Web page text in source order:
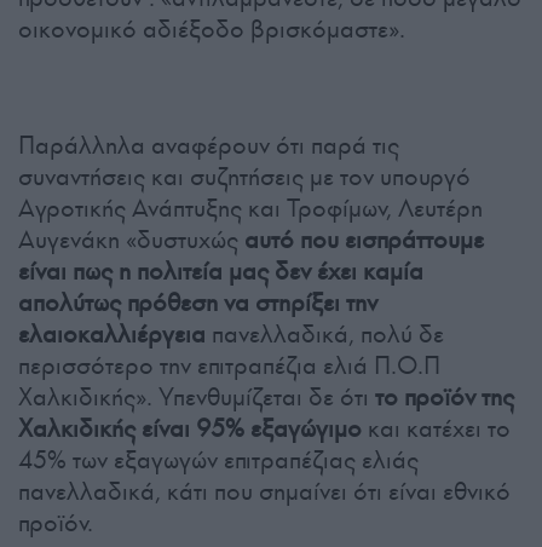
οικονομικό αδιέξοδο βρισκόμαστε».
Παράλληλα αναφέρουν ότι παρά τις
συναντήσεις και συζητήσεις με τον υπουργό
Αγροτικής Ανάπτυξης και Τροφίμων, Λευτέρη
Αυγενάκη «δυστυχώς αυτό που εισπράττουμε
είναι πως η πολιτεία μας δεν έχει καμία
απολύτως πρόθεση να στηρίξει την
ελαιοκαλλιέργεια πανελλαδικά, πολύ δε
περισσότερο την επιτραπέζια ελιά Π.Ο.Π
Χαλκιδικής». Υπενθυμίζεται δε ότι το προϊόν της
Χαλκιδικής είναι 95% εξαγώγιμο και κατέχει το
45% των εξαγωγών επιτραπέζιας ελιάς
πανελλαδικά, κάτι που σημαίνει ότι είναι εθνικό
προϊόν.